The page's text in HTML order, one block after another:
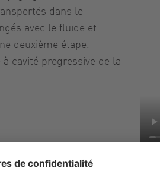
dans le
avec le fluide et
deuxième étape.
cavité progressive de la